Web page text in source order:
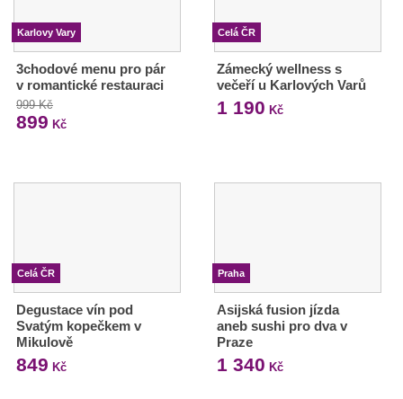
Karlovy Vary
3chodové menu pro pár
v romantické restauraci
999 Kč
899 Kč
Celá ČR
Zámecký wellness s
večeří u Karlových Varů
1 190 Kč
Celá ČR
Degustace vín pod
Svatým kopečkem v
Mikulově
849 Kč
Praha
Asijská fusion jízda
aneb sushi pro dva v
Praze
1 340 Kč